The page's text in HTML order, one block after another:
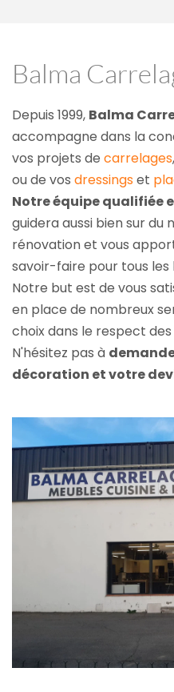
Balma
Depuis 1999, Balma
accompagne dans la
vos projets de carrelages
ou de vos dressings et
Notre équipe qualifiée
guidera aussi bien sur du
rénovation et vous
savoir-faire pour tous les
Notre but est de vous
en place de nombreux
choix dans le respect des
N'hésitez pas à
décoration et votre